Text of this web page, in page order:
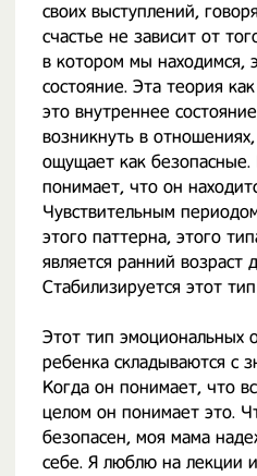
своих выступлений,
счастье не зависит от
в котором мы находимся,
состояние. Эта теория
это внутреннее
возникнуть в
ощущает как безопасные.
понимает, что он
Чувствительным
этого паттерна, этого
является ранний возраст
Стабилизируется этот
Этот тип эмоциональных
ребенка складываются с
Когда он понимает, что
целом он понимает это.
безопасен, моя мама
себе. Я люблю на лекции